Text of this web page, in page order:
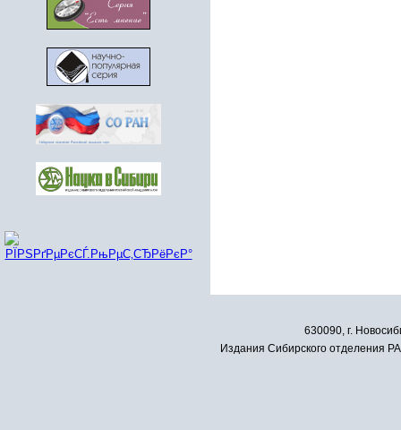
630090, г.
Издания Сибирского отделения